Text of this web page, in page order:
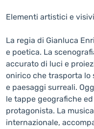
Elementi artistici e
La regia di Gianluca
e poetica. La
accurato di luci e
onirico che trasporta
e paesaggi surreali.
le tappe geografiche
protagonista. La
internazionale,